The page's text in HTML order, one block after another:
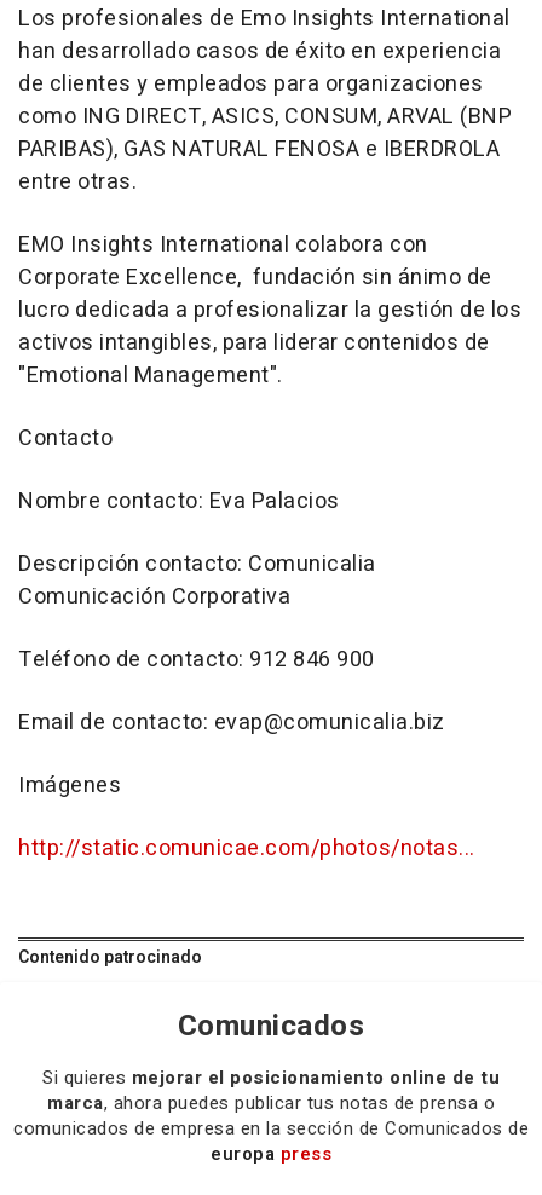
Los profesionales de Emo Insights International
han desarrollado casos de éxito en experiencia
de clientes y empleados para organizaciones
como ING DIRECT, ASICS, CONSUM, ARVAL (BNP
PARIBAS), GAS NATURAL FENOSA e IBERDROLA
entre otras.
EMO Insights International colabora con
Corporate Excellence, fundación sin ánimo de
lucro dedicada a profesionalizar la gestión de los
activos intangibles, para liderar contenidos de
"Emotional Management".
Contacto
Nombre contacto: Eva Palacios
Descripción contacto: Comunicalia
Comunicación Corporativa
Teléfono de contacto: 912 846 900
Email de contacto: evap@comunicalia.biz
Imágenes
http://static.comunicae.com/photos/notas...
Contenido patrocinado
Comunicados
Si quieres mejorar el posicionamiento online de tu
marca, ahora puedes publicar tus notas de prensa o
comunicados de empresa en la sección de Comunicados de
europa press